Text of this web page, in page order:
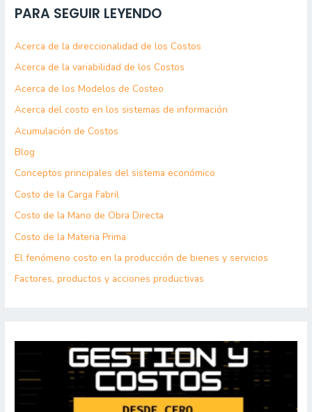
PARA SEGUIR LEYENDO
Acerca de la direccionalidad de los Costos
Acerca de la variabilidad de los Costos
Acerca de los Modelos de Costeo
Acerca del costo en los sistemas de información
Acumulación de Costos
Blog
Conceptos principales del sistema económico
Costo de la Carga Fabril
Costo de la Mano de Obra Directa
Costo de la Materia Prima
El fenómeno costo en la producción de bienes y servicios
Factores, productos y acciones productivas